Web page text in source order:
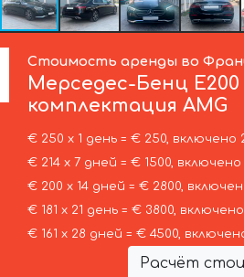
Стоимость аренды во
Мерседес-Бенц Е200
комплектация AMG
€ 250 х 1 день = € 250, включено
€ 214 х 7 дней = € 1500, включено
€ 200 х 14 дней = € 2800,
€ 181 х 21 день = € 3800,
€ 161 х 28 дней = € 4500,
Расчёт